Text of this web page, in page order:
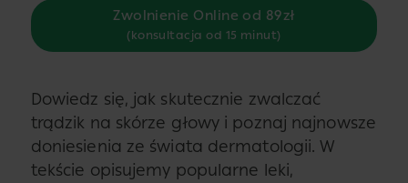
Zwolnienie Online od 89zł
(konsultacja od 15 minut)
Dowiedz się, jak skutecznie zwalczać
trądzik na skórze głowy i poznaj najnowsze
doniesienia ze świata dermatologii. W
tekście opisujemy popularne leki,